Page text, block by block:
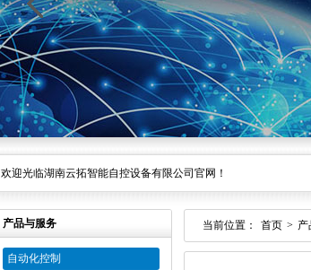
欢迎光临湖南云拓智能自控设备有限公司官网！
产品与服务
自动化控制
当前位置： 首页 > 产